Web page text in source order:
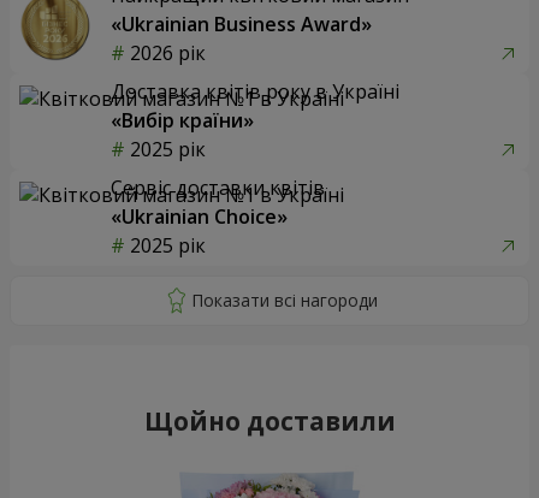
«Ukrainian Business Award»
2026 рік
Доставка квітів року в Україні
«Вибір країни»
2025 рік
Сервіс доставки квітів
«Ukrainian Choice»
2025 рік
Щойно доставили